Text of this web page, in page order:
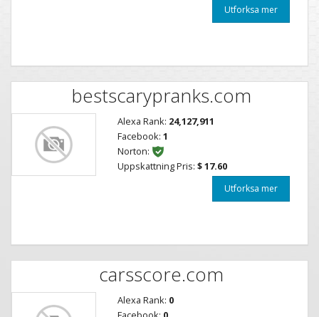
Utforksa mer
bestscarypranks.com
Alexa Rank: 24,127,911
Facebook: 1
Norton:
Uppskattning Pris: $ 17.60
Utforksa mer
carsscore.com
Alexa Rank: 0